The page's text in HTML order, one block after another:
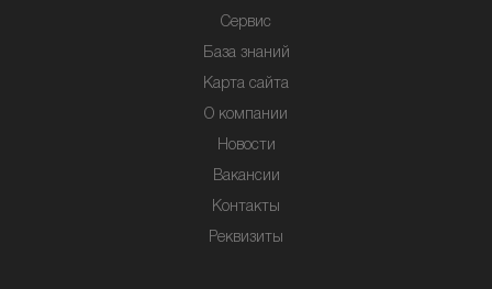
Сервис
База знаний
Карта сайта
О компании
Новости
Вакансии
Контакты
Реквизиты